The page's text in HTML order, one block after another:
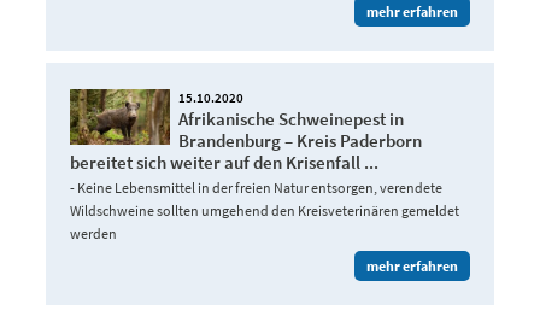
mehr erfahren
15.10.2020
Afrikanische Schweinepest in
Brandenburg – Kreis Paderborn
bereitet sich weiter auf den Krisenfall ...
- Keine Lebensmittel in der freien Natur entsorgen, verendete
Wildschweine sollten umgehend den Kreisveterinären gemeldet
werden
mehr erfahren